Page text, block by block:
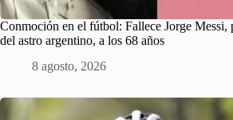
Conmoción en el fútbol: Fallece Jorge Messi,
del astro argentino, a los 68 años
8 agosto, 2026